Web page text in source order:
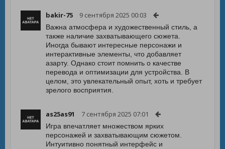
bakir-75 9 сентября 2025 00:03
Важна атмосфера и художественный стиль, а
также наличие захватывающего сюжета.
Иногда бывают интересные персонажи и
интерактивные элементы, что добавляет
азарту. Однако стоит помнить о качестве
перевода и оптимизации для устройства. В
целом, это увлекательный опыт, хоть и требует
зрелого восприятия.
as25as91 7 сентября 2025 07:01
Игра впечатляет множеством ярких
персонажей и захватывающим сюжетом.
Интуитивно понятный интерфейс и